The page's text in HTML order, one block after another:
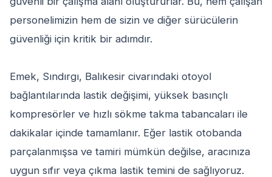
personelimizin hem de sizin ve diğer sürücülerin
güvenliği için kritik bir adımdır.
Emek, Sındırgı, Balıkesir civarındaki otoyol
bağlantılarında lastik değişimi, yüksek basınçlı
kompresörler ve hızlı sökme takma tabancaları ile
dakikalar içinde tamamlanır. Eğer lastik otobanda
parçalanmışsa ve tamiri mümkün değilse, aracınıza
uygun sıfır veya çıkma lastik temini de sağlıyoruz.